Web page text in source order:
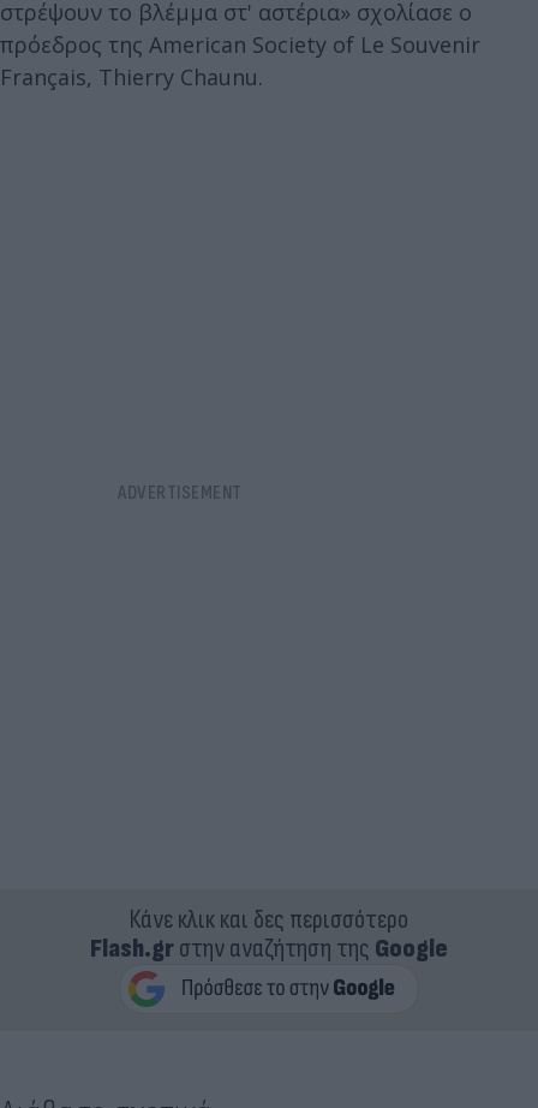
στρέψουν το βλέμμα στ' αστέρια» σχολίασε ο
πρόεδρος της American Society of Le Souvenir
Français, Thierry Chaunu.
Κάνε κλικ και δες περισσότερο
Flash.grστην αναζήτηση της Google